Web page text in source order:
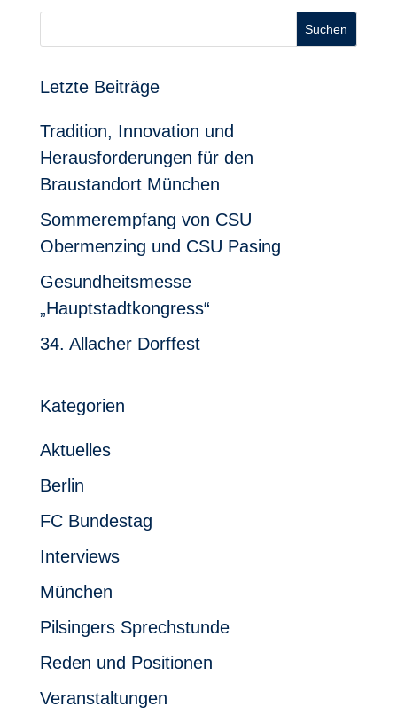
Suchen
Letzte Beiträge
Tradition, Innovation und
Herausforderungen für den
Braustandort München
Sommerempfang von CSU
Obermenzing und CSU Pasing
Gesundheitsmesse
„Hauptstadtkongress“
34. Allacher Dorffest
Kategorien
Aktuelles
Berlin
FC Bundestag
Interviews
München
Pilsingers Sprechstunde
Reden und Positionen
Veranstaltungen